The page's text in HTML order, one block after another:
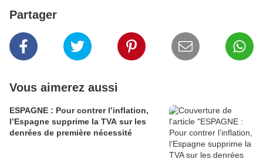
Partager
Vous aimerez aussi
ESPAGNE : Pour contrer l’inflation,
l’Espagne supprime la TVA sur les
denrées de première nécessité